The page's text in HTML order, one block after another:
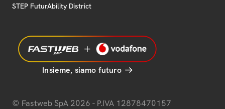
STEP FuturAbility District
Insieme, siamo futuro
© Fastweb SpA 2026 - P.IVA 12878470157